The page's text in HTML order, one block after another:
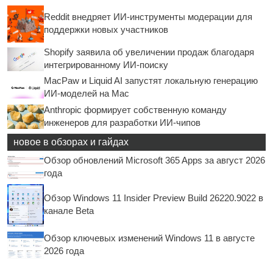
Reddit внедряет ИИ-инструменты модерации для
поддержки новых участников
Shopify заявила об увеличении продаж благодаря
интегрированному ИИ-поиску
MacPaw и Liquid AI запустят локальную генерацию
ИИ-моделей на Mac
Anthropic формирует собственную команду
инженеров для разработки ИИ-чипов
новое в обзорах и гайдах
Обзор обновлений Microsoft 365 Apps за август 2026
года
Обзор Windows 11 Insider Preview Build 26220.9022 в
канале Beta
Обзор ключевых изменений Windows 11 в августе
2026 года